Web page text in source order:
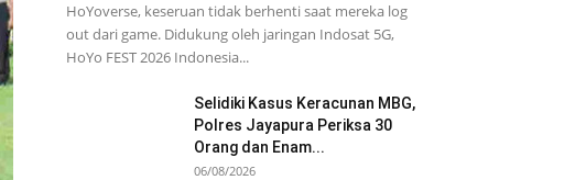
HoYoverse, keseruan tidak berhenti saat mereka log
out dari game. Didukung oleh jaringan Indosat 5G,
HoYo FEST 2026 Indonesia...
Selidiki Kasus Keracunan MBG,
Polres Jayapura Periksa 30
Orang dan Enam...
06/08/2026